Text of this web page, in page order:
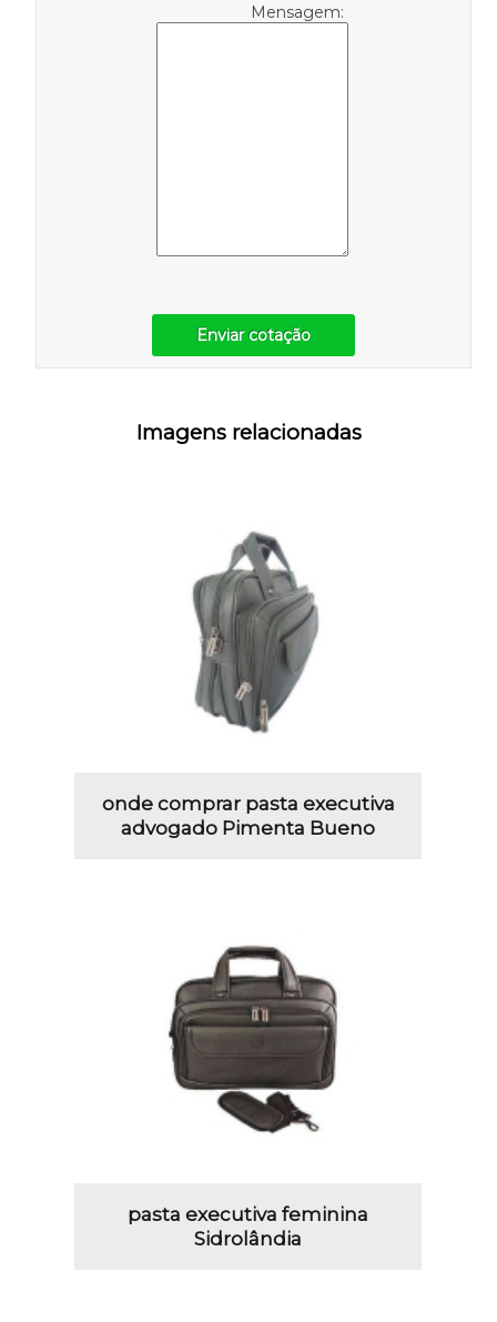
Mensagem:
Enviar cotação
Imagens relacionadas
onde comprar pasta executiva
advogado Pimenta Bueno
pasta executiva feminina
Sidrolândia